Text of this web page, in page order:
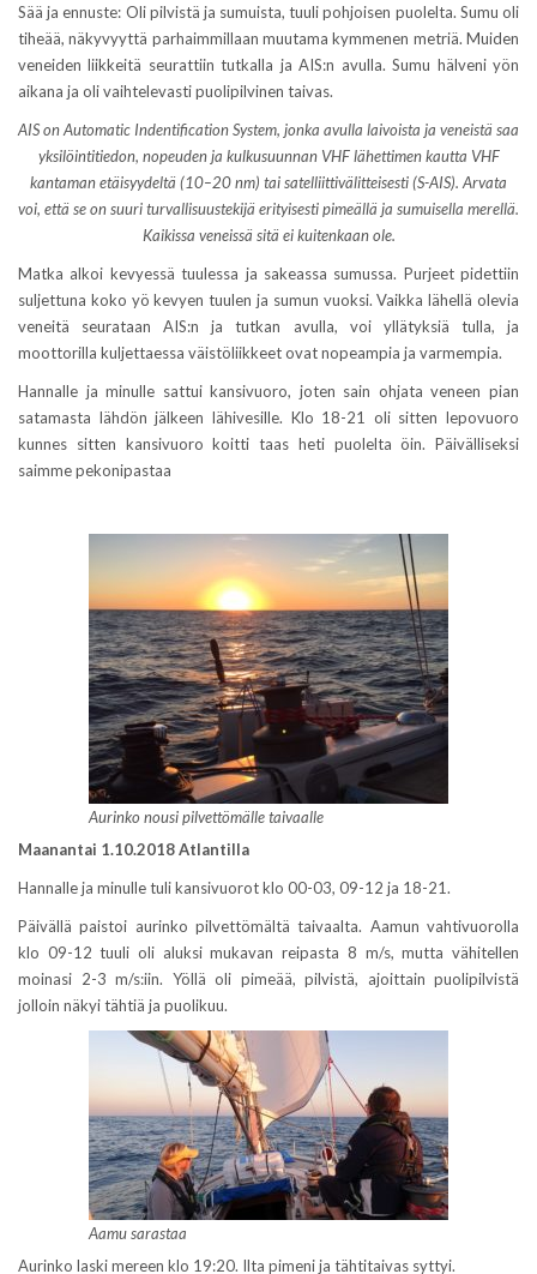
Sää ja ennuste: Oli pilvistä ja sumuista, tuuli pohjoisen puolelta. Sumu oli
tiheää, näkyvyyttä parhaimmillaan muutama kymmenen metriä. Muiden
veneiden liikkeitä seurattiin tutkalla ja AIS:n avulla. Sumu hälveni yön
aikana ja oli vaihtelevasti puolipilvinen taivas.
AIS on Automatic Indentification System, jonka avulla laivoista ja veneistä saa
yksilöintitiedon, nopeuden ja kulkusuunnan VHF lähettimen kautta VHF
kantaman etäisyydeltä (10–20 nm) tai satelliittivälitteisesti (S-AIS). Arvata
voi, että se on suuri turvallisuustekijä erityisesti pimeällä ja sumuisella merellä.
Kaikissa veneissä sitä ei kuitenkaan ole.
Matka alkoi kevyessä tuulessa ja sakeassa sumussa. Purjeet pidettiin
suljettuna koko yö kevyen tuulen ja sumun vuoksi. Vaikka lähellä olevia
veneitä seurataan AIS:n ja tutkan avulla, voi yllätyksiä tulla, ja
moottorilla kuljettaessa väistöliikkeet ovat nopeampia ja varmempia.
Hannalle ja minulle sattui kansivuoro, joten sain ohjata veneen pian
satamasta lähdön jälkeen lähivesille. Klo 18-21 oli sitten lepovuoro
kunnes sitten kansivuoro koitti taas heti puolelta öin. Päivälliseksi
saimme pekonipastaa
Aurinko nousi pilvettömälle taivaalle
Maanantai 1.10.2018 Atlantilla
Hannalle ja minulle tuli kansivuorot klo 00-03, 09-12 ja 18-21.
Päivällä paistoi aurinko pilvettömältä taivaalta. Aamun vahtivuorolla
klo 09-12 tuuli oli aluksi mukavan reipasta 8 m/s, mutta vähitellen
moinasi 2-3 m/s:iin. Yöllä oli pimeää, pilvistä, ajoittain puolipilvistä
jolloin näkyi tähtiä ja puolikuu.
Aamu sarastaa
Aurinko laski mereen klo 19:20. Ilta pimeni ja tähtitaivas syttyi.